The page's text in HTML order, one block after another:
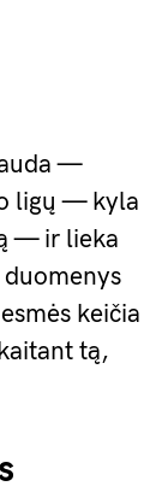
—
ligų — kyla
— ir lieka
keičia
tą,